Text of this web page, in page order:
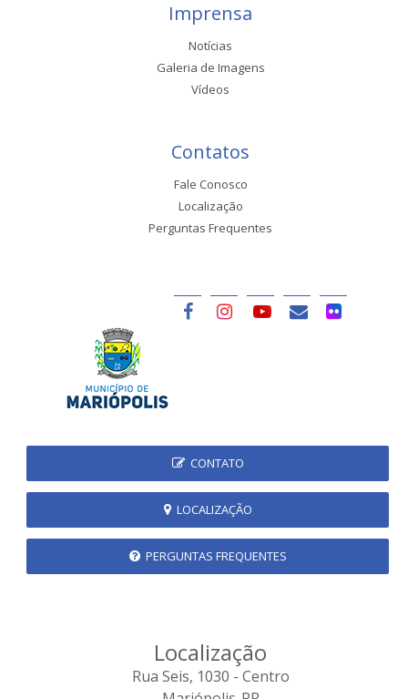
Imprensa
Notícias
Galeria de Imagens
Vídeos
Contatos
Fale Conosco
Localização
Perguntas Frequentes
CONTATO
LOCALIZAÇÃO
PERGUNTAS FREQUENTES
Localização
Rua Seis, 1030 - Centro